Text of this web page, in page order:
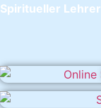
Spiritueller Lehrer